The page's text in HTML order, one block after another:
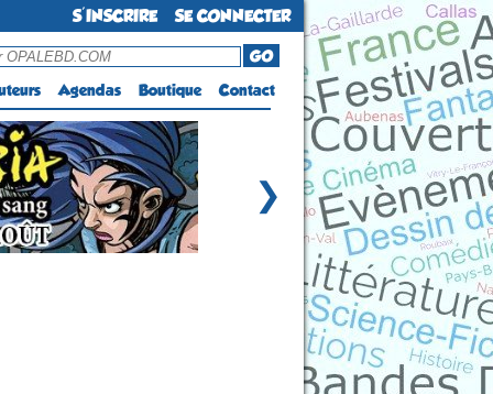
S'INSCRIRE SE CONNECTER
GO
Agendas Boutique Contact
❯